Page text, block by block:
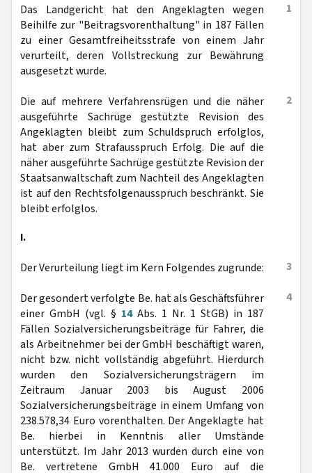
1
Das Landgericht hat den Angeklagten wegen
Beihilfe zur "Beitragsvorenthaltung" in 187 Fällen
zu einer Gesamtfreiheitsstrafe von einem Jahr
verurteilt, deren Vollstreckung zur Bewährung
ausgesetzt wurde.
2
Die auf mehrere Verfahrensrügen und die näher
ausgeführte Sachrüge gestützte Revision des
Angeklagten bleibt zum Schuldspruch erfolglos,
hat aber zum Strafausspruch Erfolg. Die auf die
näher ausgeführte Sachrüge gestützte Revision der
Staatsanwaltschaft zum Nachteil des Angeklagten
ist auf den Rechtsfolgenausspruch beschränkt. Sie
bleibt erfolglos.
I.
3
Der Verurteilung liegt im Kern Folgendes zugrunde:
4
Der gesondert verfolgte Be. hat als Geschäftsführer
einer GmbH (vgl. § 14Abs. 1 Nr. 1 StGB) in 187
Fällen Sozialversicherungsbeiträge für Fahrer, die
als Arbeitnehmer bei der GmbH beschäftigt waren,
nicht bzw. nicht vollständig abgeführt. Hierdurch
wurden den Sozialversicherungsträgern im
Zeitraum Januar 2003 bis August 2006
Sozialversicherungsbeiträge in einem Umfang von
238.578,34 Euro vorenthalten. Der Angeklagte hat
Be. hierbei in Kenntnis aller Umstände
unterstützt. Im Jahr 2013 wurden durch eine von
Be. vertretene GmbH 41.000 Euro auf die